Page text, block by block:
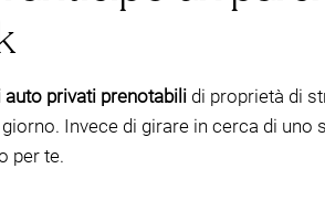
auto privati prenotabili di proprietà di
Invece di girare in cerca di uno
per te.